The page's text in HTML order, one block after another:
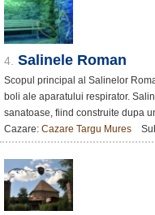
4. Salinele Roman
Scopul principal al Salinelor
boli ale aparatului respirator.
sanatoase, fiind construite dupa
Cazare: Cazare Targu Mures